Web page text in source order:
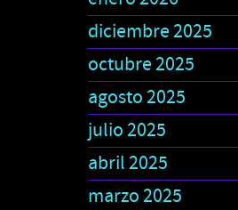
diciembre 2025
octubre 2025
agosto 2025
julio 2025
abril 2025
marzo 2025